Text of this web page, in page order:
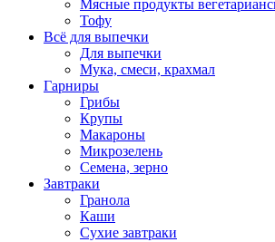
Мясные продукты
Тофу
Всё для выпечки
Для выпечки
Мука, смеси, крахмал
Гарниры
Грибы
Крупы
Макароны
Микрозелень
Семена, зерно
Завтраки
Гранола
Каши
Сухие завтраки